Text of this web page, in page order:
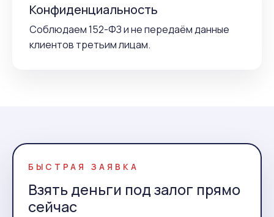
Конфиденциальность
Соблюдаем 152-ФЗ и не передаём данные
клиентов третьим лицам.
БЫСТРАЯ ЗАЯВКА
Взять деньги под залог прямо
сейчас